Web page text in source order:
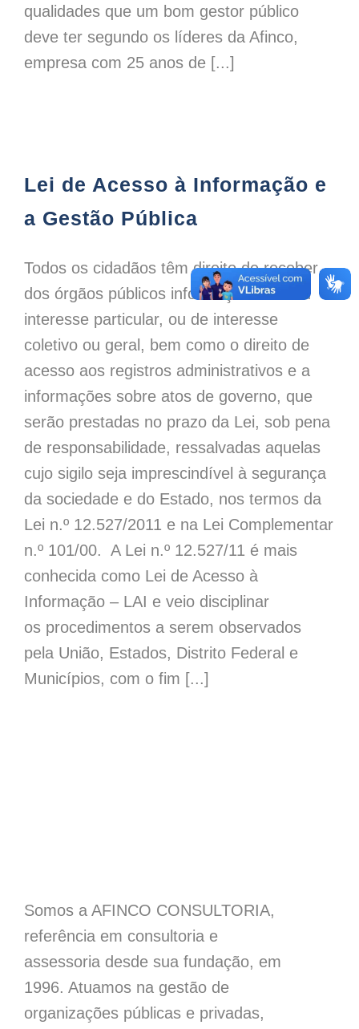
qualidades que um bom gestor público
deve ter segundo os líderes da Afinco,
empresa com 25 anos de [...]
Lei de Acesso à Informação e
a Gestão Pública
Todos os cidadãos têm direito de receber
dos órgãos públicos informações de seu
interesse particular, ou de interesse
coletivo ou geral, bem como o direito de
acesso aos registros administrativos e a
informações sobre atos de governo, que
serão prestadas no prazo da Lei, sob pena
de responsabilidade, ressalvadas aquelas
cujo sigilo seja imprescindível à segurança
da sociedade e do Estado, nos termos da
Lei n.º 12.527/2011 e na Lei Complementar
n.º 101/00. A Lei n.º 12.527/11 é mais
conhecida como Lei de Acesso à
Informação – LAI e veio disciplinar
os procedimentos a serem observados
pela União, Estados, Distrito Federal e
Municípios, com o fim [...]
Somos a AFINCO CONSULTORIA,
referência em consultoria e
assessoria desde sua fundação, em
1996. Atuamos na gestão de
organizações públicas e privadas,